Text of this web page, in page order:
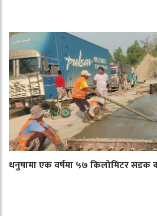
धनुषामा एक वर्षमा ५७ किलोमिटर सडक